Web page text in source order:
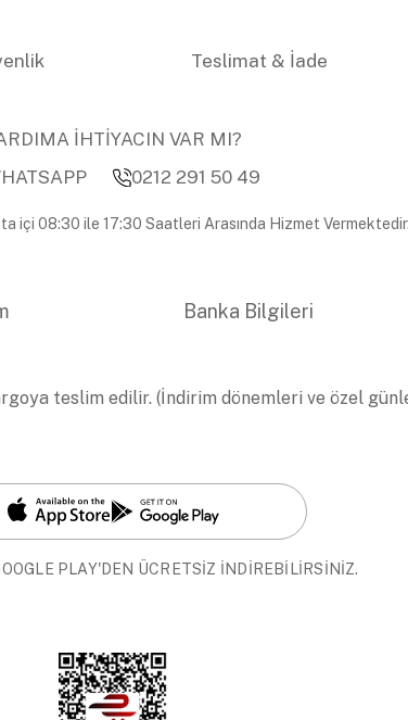
Teslimat & İade
İHTİYACIN VAR MI?
0212 291 50 49
içi 08:30 ile 17:30 Saatleri Arasında Hizmet Vermektedir.
Banka Bilgileri
teslim edilir. (İndirim dönemleri ve özel
PLAY'DEN ÜCRETSİZ İNDİREBİLİRSİNİZ.